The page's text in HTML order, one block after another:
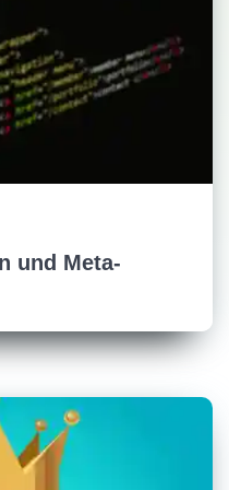
und Meta-